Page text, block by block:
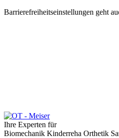
Barrierefreiheitseinstellungen geht
Ihre Experten für
Biomechanik Kinderreha Orthetik